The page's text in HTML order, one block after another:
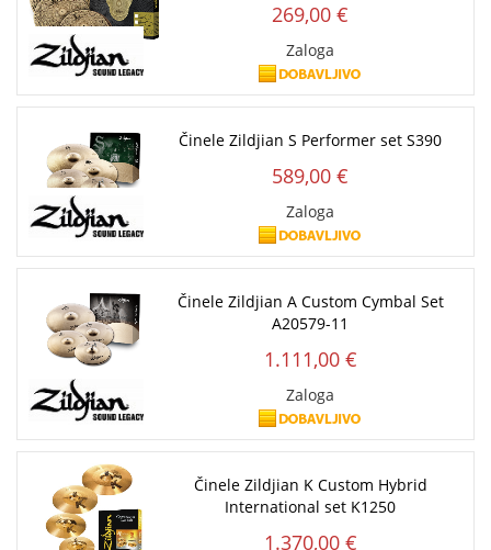
269,00 €
Zaloga
Činele Zildjian S Performer set S390
589,00 €
Zaloga
Činele Zildjian A Custom Cymbal Set
A20579-11
1.111,00 €
Zaloga
Činele Zildjian K Custom Hybrid
International set K1250
1.370,00 €